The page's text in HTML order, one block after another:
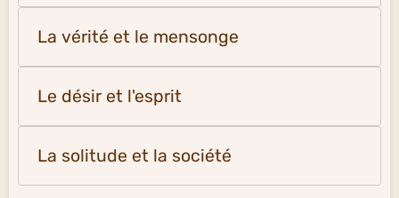
La vérité et le mensonge
Le désir et l'esprit
La solitude et la société